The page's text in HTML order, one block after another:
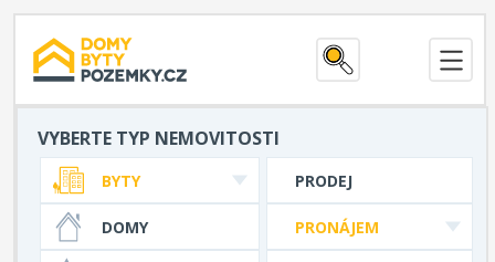
VYBERTE TYP NEMOVITOSTI
PRODEJ
PRONÁJEM
BYTY
DOMY